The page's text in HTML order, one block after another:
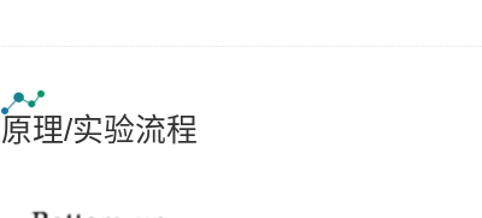
原理/实验流程